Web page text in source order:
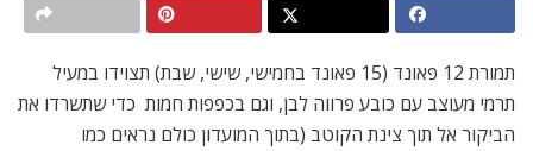
תמורת 12 פאונד (15 פאונד בחמישי, שישי, שבת) תצוידו במעיל
תרמי מעוצב עם כובע פרווה לבן, וגם בכפפות חמות  כדי שתשרדו את
הביקור אל תוך צינת הקוטב (בתוך המועדון כולם נראים כמו